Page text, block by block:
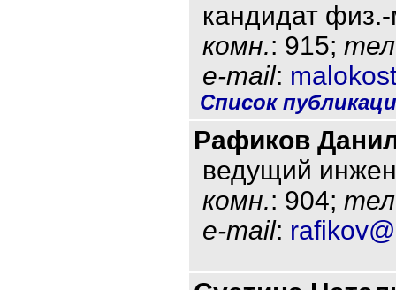
кандидат
комн.: 915;
e-mail:
Список
Рафиков
ведущий
комн.: 904;
e-mail: